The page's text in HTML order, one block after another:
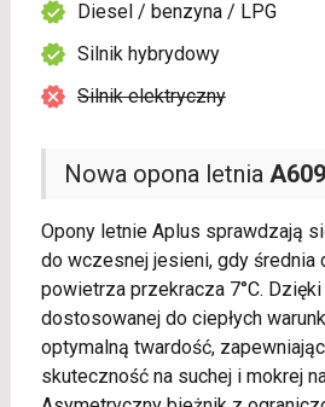
Nowa opona letnia A609
Opony letnie Aplus sprawdzają
do wczesnej jesieni, gdy średnia
powietrza przekracza 7°C.
dostosowanej do ciepłych
optymalną twardość,
skuteczność na suchej i mokrej
Diesel / benzyna / LPG
Silnik hybrydowy
Silnik elektryczny